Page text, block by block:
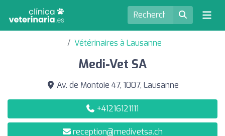
Vétérinaires à Lausanne
Medi-Vet SA
Av. de Montoie 47, 1007, Lausanne
+41216121111
reception@medivetsa.ch